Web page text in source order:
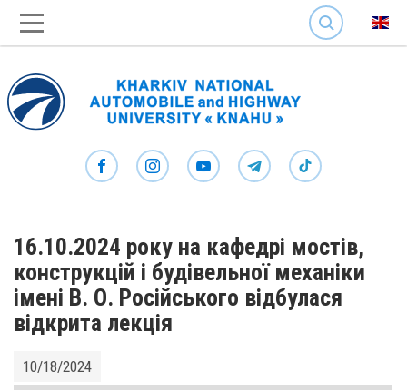
SEARCH
16.10.2024 року на кафедрі мостів,
конструкцій і будівельної механіки
імені В. О. Російського відбулася
відкрита лекція
10/18/2024